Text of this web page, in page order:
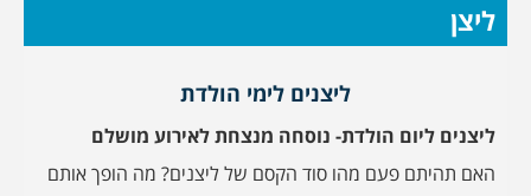
ליצן
ליצנים לימי הולדת
ליצנים ליום הולדת- נוסחה מנצחת לאירוע מושלם
האם תהיתם פעם מהו סוד הקסם של ליצנים? מה הופך אותם